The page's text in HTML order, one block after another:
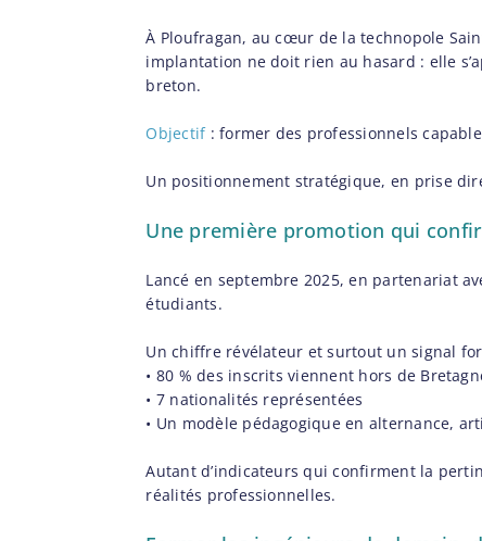
À Ploufragan, au cœur de la technopole
implantation ne doit rien au hasard : elle
breton.
Objectif : former des professionnels
Un positionnement stratégique, en prise
Une première promotion qui
Lancé en septembre 2025, en partenariat
étudiants.
Un chiffre révélateur et surtout un signal
• 80 % des inscrits viennent hors de
• 7 nationalités représentées
• Un modèle pédagogique en alternance,
Autant d’indicateurs qui confirment la
réalités professionnelles.